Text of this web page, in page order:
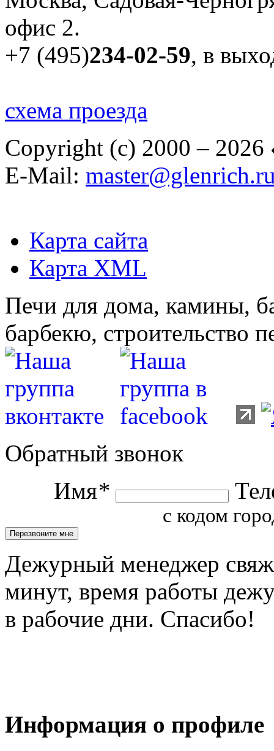
офис 2.
+7 (495)234-02-59, в
схема проезда
Copyright (c) 2000 – 2026
E-Mail:
Карта сайта
Карта XML
Печи для дома, камины,
барбекю, строительство
Обратный звонок
Имя*
с кодом
Дежурный менеджер
минут, время работы
в рабочие дни. Спасибо!
Информация о профиле